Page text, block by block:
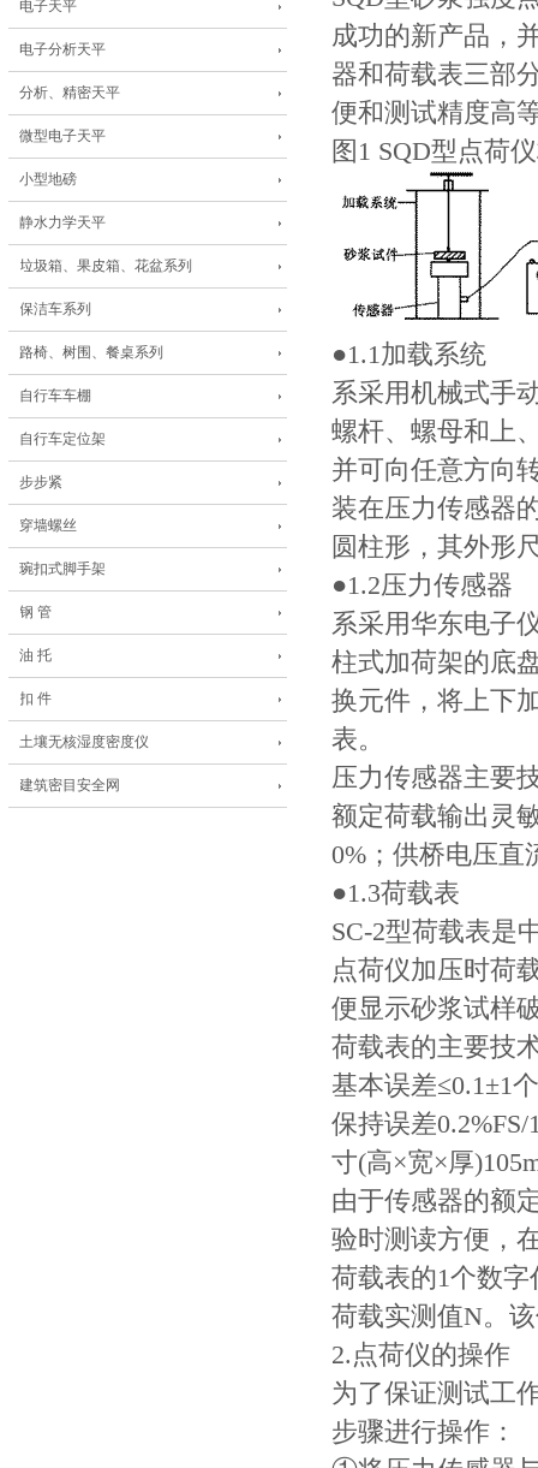
电子天平
电子分析天平
分析、精密天平
微型电子天平
小型地磅
静水力学天平
垃圾箱、果皮箱、花盆系列
保洁车系列
路椅、树围、餐桌系列
自行车车棚
自行车定位架
步步紧
穿墙螺丝
琬扣式脚手架
钢 管
油 托
扣 件
土壤无核湿度密度仪
建筑密目安全网
成功的新产品，
器和荷载表三部
便和测试精度高
图1 SQD型点荷
●1.1加载系统
系采用机械式手
螺杆、螺母和上
并可向任意方向
装在压力传感器
圆柱形，其外形
●1.2压力传感器
系采用华东电子
柱式加荷架的底
换元件，将上下
表。
压力传感器主要
额定荷载输出灵
0%；供桥电压直
●1.3荷载表
SC-2型荷载表是
点荷仪加压时荷
便显示砂浆试样
荷载表的主要技
基本误差≤0.1±1
保持误差
寸(高×宽×厚
由于传感器的额
验时测读方便，
荷载表的1个数
荷载实测值N。
2.点荷仪的操作
为了保证测试工
步骤进行操作：